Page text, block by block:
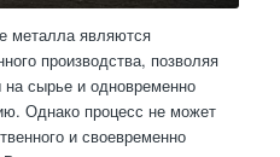
металла являются
производства, позволяя
на сырье и одновременно
Однако процесс не может
и своевременно